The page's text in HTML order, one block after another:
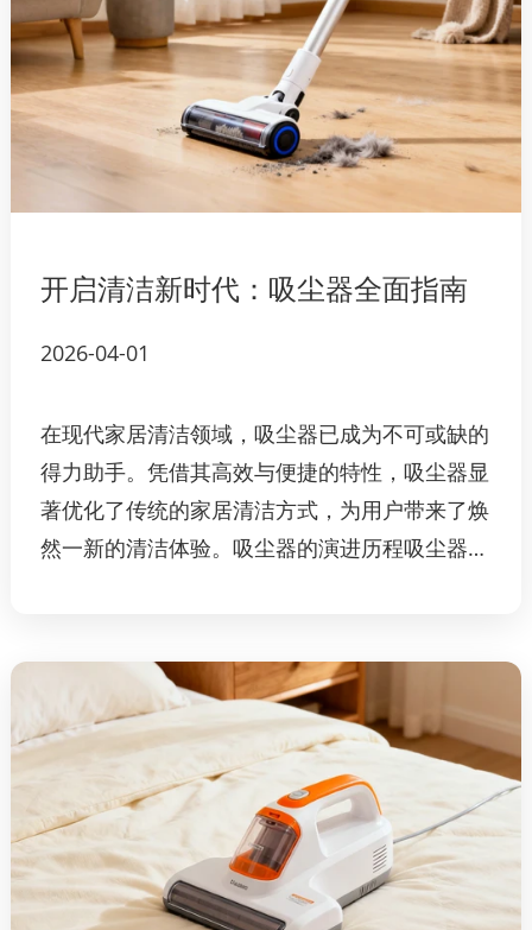
开启清洁新时代：吸尘器全面指南
2026-04-01
在现代家居清洁领域，吸尘器已成为不可或缺的
得力助手。凭借其高效与便捷的特性，吸尘器显
著优化了传统的家居清洁方式，为用户带来了焕
然一新的清洁体验。吸尘器的演进历程吸尘器的
技的快速进步，吸尘器不断迭代创新。从有线到
无线，摆脱了电源线的束缚，让用户得以在各个
角落自由移动；从单一的吸尘模式到多档吸力调